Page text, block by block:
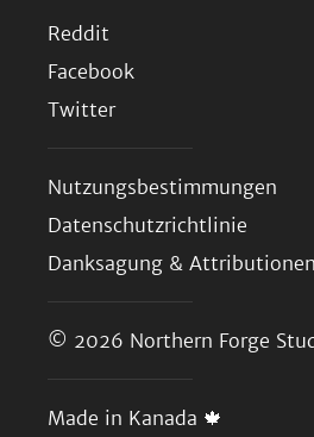
Reddit
Facebook
Twitter
Nutzungsbestimmungen
Datenschutzrichtlinie
Danksagung & Attributionen
© 2026 Northern Forge
Made in Kanada 🍁